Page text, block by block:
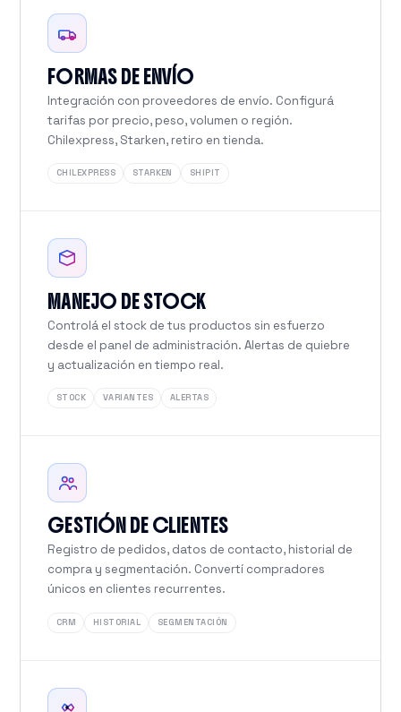
FORMAS DE ENVÍO
Integración con proveedores de envío. Configurá
tarifas por precio, peso, volumen o región.
Chilexpress, Starken, retiro en tienda.
CHILEXPRESS STARKEN SHIPIT
MANEJO DE STOCK
Controlá el stock de tus productos sin esfuerzo
desde el panel de administración. Alertas de quiebre
y actualización en tiempo real.
STOCK VARIANTES ALERTAS
GESTIÓN DE CLIENTES
Registro de pedidos, datos de contacto, historial de
compra y segmentación. Convertí compradores
únicos en clientes recurrentes.
CRM HISTORIAL SEGMENTACIÓN